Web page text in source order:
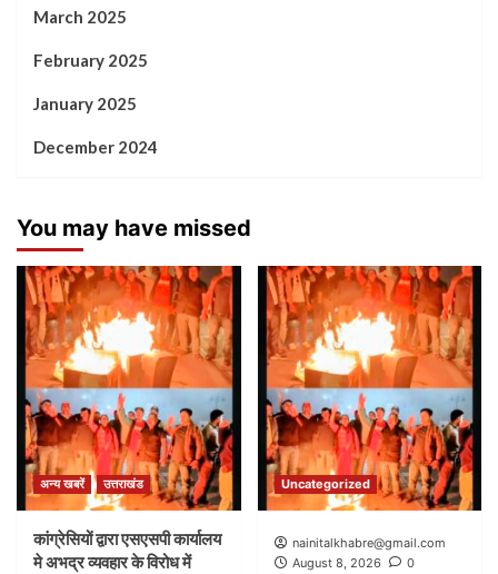
March 2025
February 2025
January 2025
December 2024
You may have missed
अन्य खबरें उत्तराखंड
कांग्रेसियों द्वारा एसएसपी कार्यालय
मे अभद्र व्यवहार के विरोध में
Uncategorized
nainitalkhabre@gmail.com
August 8, 2026
0